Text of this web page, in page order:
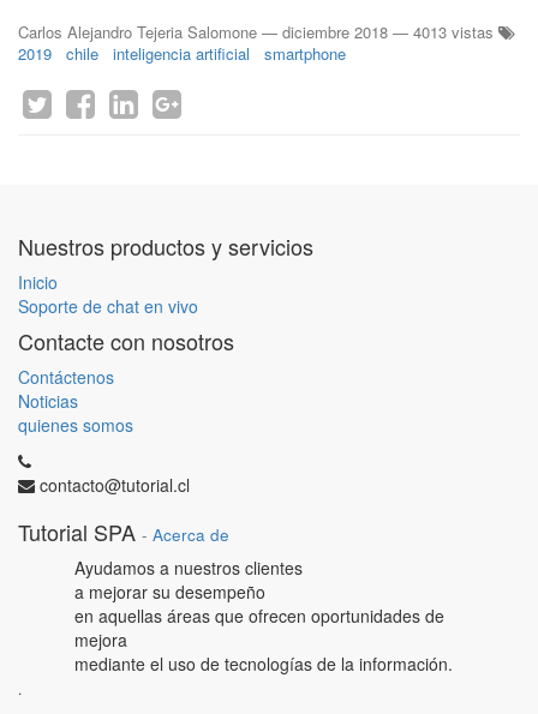
Carlos Alejandro Tejeria Salomone — diciembre 2018 — 4013 vistas
2019
chile inteligencia artificial smartphone
Nuestros productos y servicios
Inicio
Soporte de chat en vivo
Contacte con nosotros
Contáctenos
Noticias
quienes somos
contacto@tutorial.cl
Tutorial SPA - Acerca de
Ayudamos a nuestros clientes
a mejorar su desempeño
en aquellas áreas que ofrecen oportunidades de
mejora
mediante el uso de tecnologías de la información.
.